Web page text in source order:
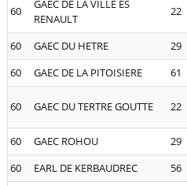
60
GAEC DE LA VILLE ES
RENAULT
22
60 GAEC DU HETRE 29
60
GAEC DE LA PITOISIERE 61
60 GAEC DU TERTRE GOUTTE 22
60 GAEC ROHOU 29
60
EARL DE KERBAUDREC 56